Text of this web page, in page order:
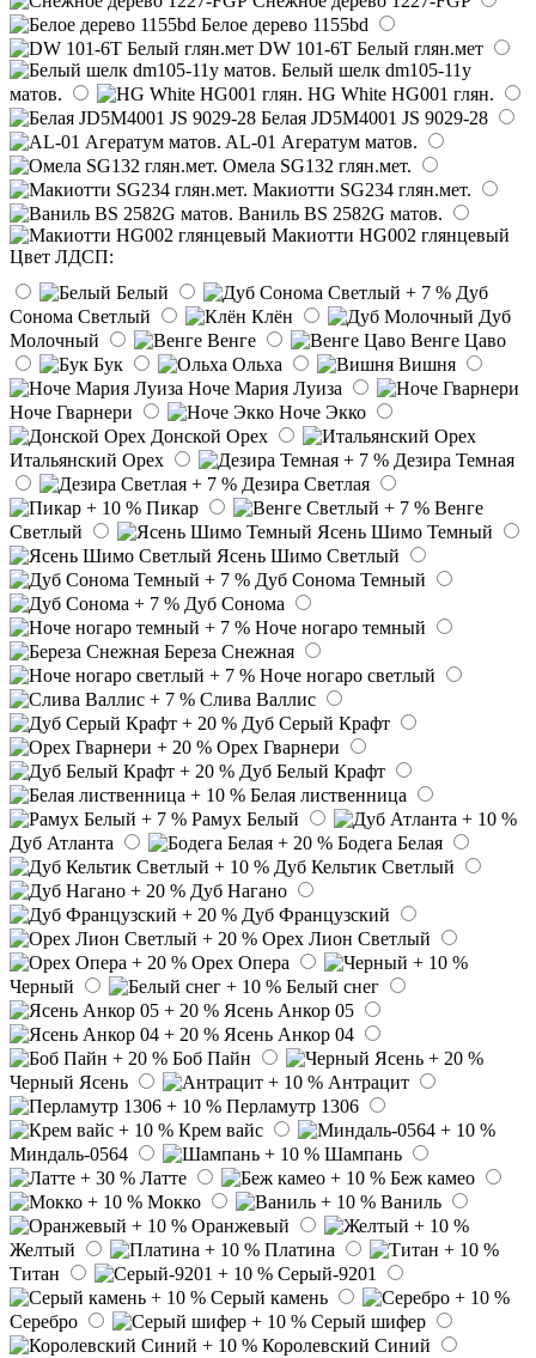
Белое дерево 1155bd
DW 101-6T Белый глян.мет
Белый шелк dm105-11y
матов.
HG White HG001 глян.
Белая JD5M4001 JS 9029-28
AL-01 Агератум матов.
Омела SG132 глян.мет.
Макиотти SG234 глян.мет.
Ваниль BS 2582G матов.
Макиотти HG002 глянцевый
Цвет ЛДСП:
Белый
Дуб
Сонома Светлый
Клён
Дуб
Молочный
Венге
Венге Цаво
Бук
Ольха
Вишня
Ноче Мария Луиза
Ноче Гварнери
Ноче Экко
Донской Орех
Итальянский Орех
Дезира Темная
Дезира Светлая
Пикар
Венге
Светлый
Ясень Шимо Темный
Ясень Шимо Светлый
Дуб Сонома Темный
Дуб Сонома
Ноче ногаро темный
Береза Снежная
Ноче ногаро светлый
Слива Валлис
Дуб Серый Крафт
Орех Гварнери
Дуб Белый Крафт
Белая лиственница
Рамух Белый
Дуб Атланта
Бодега Белая
Дуб Кельтик Светлый
Дуб Нагано
Дуб Французский
Орех Лион Светлый
Орех Опера
Черный
Белый снег
Ясень Анкор 05
Ясень Анкор 04
Боб Пайн
Черный Ясень
Антрацит
Перламутр 1306
Крем вайс
Миндаль-0564
Шампань
Латте
Беж камео
Мокко
Ваниль
Оранжевый
Желтый
Платина
Титан
Серый-9201
Серый камень
Серебро
Серый шифер
Королевский Синий